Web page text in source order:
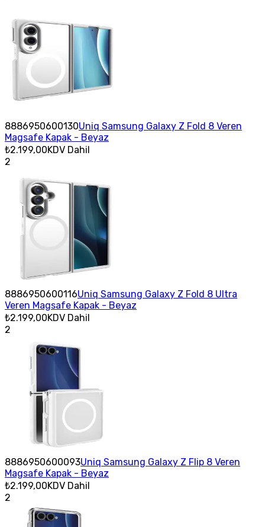
8886950600130Uniq Samsung Galaxy Z Fold 8 Veren
Magsafe Kapak - Beyaz
₺2.199,00KDV Dahil
2
8886950600116Uniq Samsung Galaxy Z Fold 8 Ultra
Veren Magsafe Kapak - Beyaz
₺2.199,00KDV Dahil
2
8886950600093Uniq Samsung Galaxy Z Flip 8 Veren
Magsafe Kapak - Beyaz
₺2.199,00KDV Dahil
2